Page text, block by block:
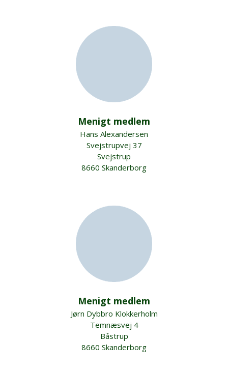
Menigt medlem
Hans Alexandersen
Svejstrupvej 37
Svejstrup
8660 Skanderborg
Menigt medlem
Jørn Dybbro Klokkerholm
Temnæsvej 4
Båstrup
8660 Skanderborg